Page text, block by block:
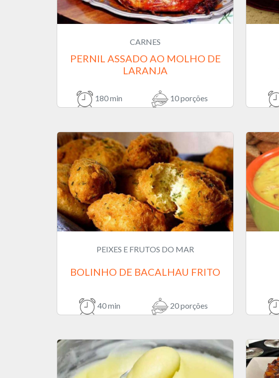
CARNES
PERNIL ASSADO AO MOLHO DE
LARANJA
180 min 10 porções
PEIXES E FRUTOS DO MAR
BOLINHO DE BACALHAU FRITO
40 min 20 porções